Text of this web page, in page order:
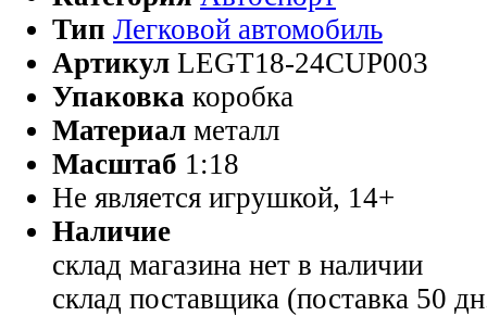
Тип Легковой автомобиль
Артикул LEGT18-24CUP003
Упаковка коробка
Материал металл
Масштаб 1:18
Не является игрушкой, 14+
Наличие
склад магазина нет в наличии
склад поставщика (поставка 50